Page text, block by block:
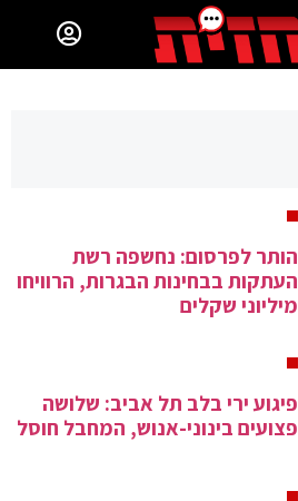
הותר לפרסום: נחשפה רשת
העתקות בבחינות הבגרות, הרוויחו
מיליוני שקלים
פיגוע ירי בלב תל אביב: שלושה
פצועים בינוני-אנוש, המחבל חוסל